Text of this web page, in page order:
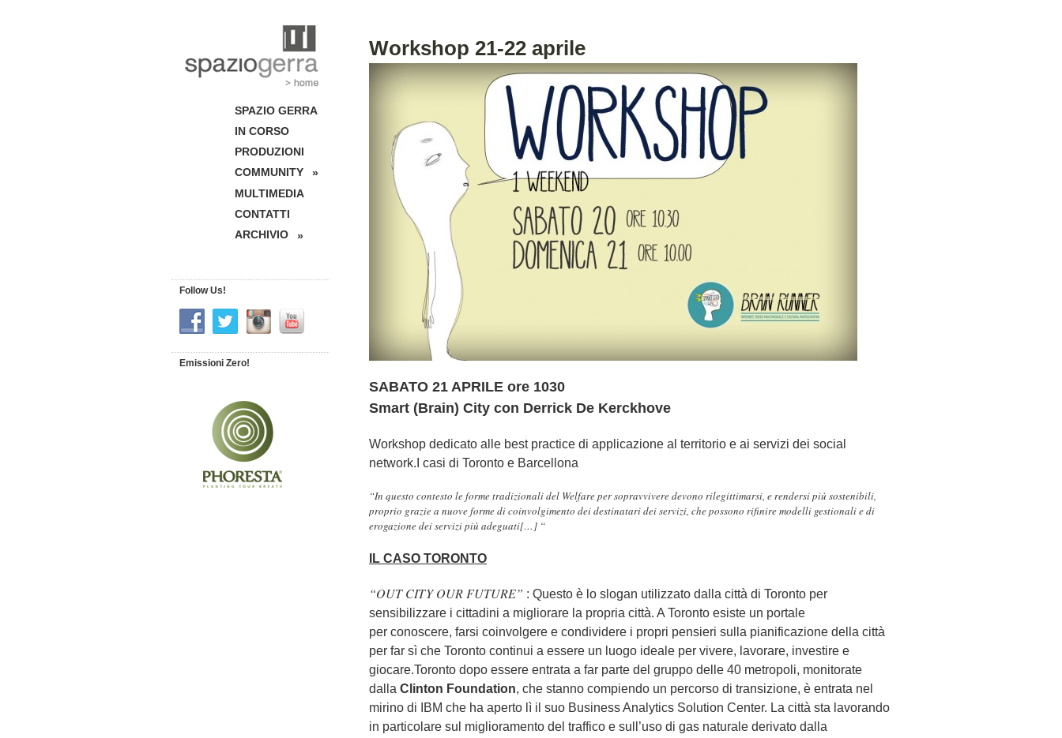
Workshop 21-22 aprile
SABATO 21 APRILE ore 1030
Smart (Brain) City con Derrick De Kerckhove
Workshop dedicato alle best practice di applicazione al territorio e ai servizi dei social
network.I casi di Toronto e Barcellona
“In questo contesto le forme tradizionali del Welfare per sopravvivere devono rilegittimarsi, e rendersi più sostenibili,
proprio grazie a nuove forme di coinvolgimento dei destinatari dei servizi, che possono rifinire modelli gestionali e di
erogazione dei servizi più adeguati[…] “
IL CASO TORONTO
“OUT CITY OUR FUTURE” : Questo è lo slogan utilizzato dalla città di Toronto per
sensibilizzare i cittadini a migliorare la propria città. A Toronto esiste un portale
per conoscere, farsi coinvolgere e condividere i propri pensieri sulla pianificazione della città
per far sì che Toronto continui a essere un luogo ideale per vivere, lavorare, investire e
giocare.Toronto dopo essere entrata a far parte del gruppo delle 40 metropoli, monitorate
dalla Clinton Foundation, che stanno compiendo un percorso di transizione, è entrata nel
mirino di IBM che ha aperto lì il suo Business Analytics Solution Center. La città sta lavorando
in particolare sul miglioramento del traffico e sull’uso di gas naturale derivato dalla
SPAZIO GERRA
IN CORSO
PRODUZIONI
COMMUNITY
»
MULTIMEDIA
CONTATTI
ARCHIVIO
»
Follow Us!
Emissioni Zero!